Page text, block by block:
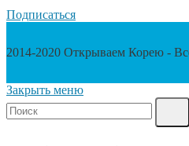
Подписаться
2014-2020 Открываем Корею -
Закрыть меню